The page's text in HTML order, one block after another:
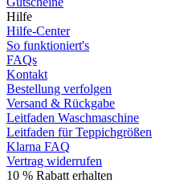
Hilfe
Hilfe-Center
So funktioniert's
FAQs
Kontakt
Bestellung verfolgen
Versand & Rückgabe
Leitfaden Waschmaschine
Leitfaden für Teppichgrößen
Klarna FAQ
Vertrag widerrufen
10 % Rabatt erhalten